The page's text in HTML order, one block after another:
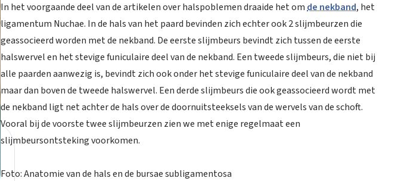
In het voorgaande deel van de artikelen over halspoblemen draaide het omde nekband, het
ligamentum Nuchae. In de hals van het paard bevinden zich echter ook 2 slijmbeurzen die
geassocieerd worden met de nekband. De eerste slijmbeurs bevindt zich tussen de eerste
halswervel en het stevige funiculaire deel van de nekband. Een tweede slijmbeurs, die niet bij
alle paarden aanwezig is, bevindt zich ook onder het stevige funiculaire deel van de nekband
maar dan boven de tweede halswervel. Een derde slijmbeurs die ook geassocieerd wordt met
de nekband ligt net achter de hals over de doornuitsteeksels van de wervels van de schoft.
Vooral bij de voorste twee slijmbeurzen zien we met enige regelmaat een
slijmbeursontsteking voorkomen.
Foto: Anatomie van de hals en de bursae subligamentosa